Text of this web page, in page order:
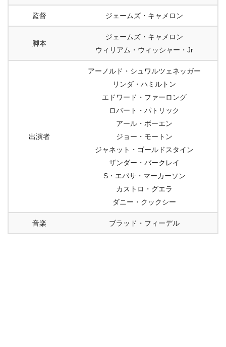
監督 ジェームズ・キャメロン
脚本
ジェームズ・キャメロン
ウィリアム・ウィッシャー・Jr
出演者
アーノルド・シュワルツェネッガー
リンダ・ハミルトン
エドワード・ファーロング
ロバート・パトリック
アール・ボーエン
ジョー・モートン
ジャネット・ゴールドスタイン
ザンダー・バークレイ
S・エパサ・マーカーソン
カストロ・グエラ
ダニー・クックシー
音楽 ブラッド・フィーデル